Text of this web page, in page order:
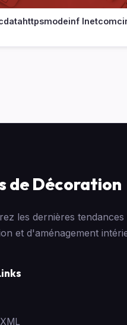
de Décoration
les dernières tendances
et d'aménagement